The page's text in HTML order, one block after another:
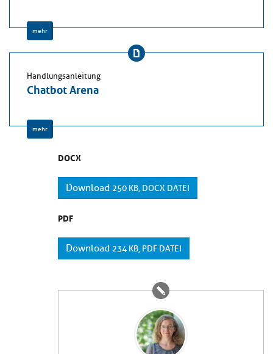
mehr
Handlungsanleitung
Chatbot Arena
mehr
DOCX
Download 250 KB, DOCX DATEI
PDF
Download 234 KB, PDF DATEI